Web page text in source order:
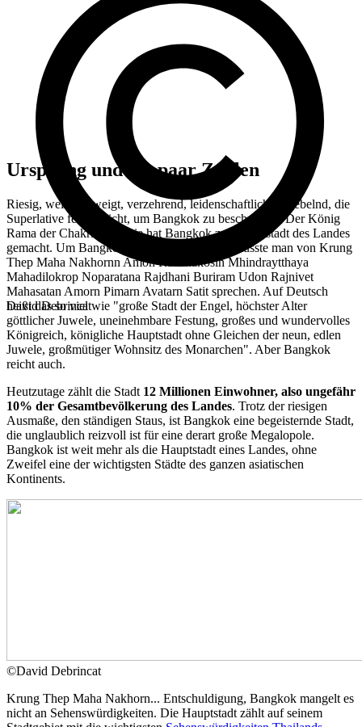
David Debrincat
Ursprung und ein paar Zahlen
Riesig, weit verzweigt, verzehrend, leidenschaftlich, benebelnd, die
Superlative fehlen nicht, um Bangkok zu beschreiben. Der König
Rama der Chakri-Dynastie hat Bangkok zur Hauptstadt des Landes
gemacht. Um Bangkok genau zu benennen, müsste man von Krung
Thep Maha Nakhornn Amon Rattanakosin Mhindraytthaya
Mahadilokrop Noparatana Rajdhani Buriram Udon Rajnivet
Mahasatan Amorn Pimarn Avatarn Satit sprechen. Auf Deutsch
heißt das so viel wie "große Stadt der Engel, höchster Alter
göttlicher Juwele, uneinehmbare Festung, großes und wundervolles
Königreich, königliche Hauptstadt ohne Gleichen der neun, edlen
Juwele, großmütiger Wohnsitz des Monarchen". Aber Bangkok
reicht auch.
Heutzutage zählt die Stadt 12 Millionen Einwohner, also ungefähr
10% der Gesamtbevölkerung des Landes. Trotz der riesigen
Ausmaße, den ständigen Staus, ist Bangkok eine begeisternde Stadt,
die unglaublich reizvoll ist für eine derart große Megalopole.
Bangkok ist weit mehr als die Hauptstadt eines Landes, ohne
Zweifel eine der wichtigsten Städte des ganzen asiatischen
Kontinents.
©David Debrincat
Krung Thep Maha Nakhorn... Entschuldigung, Bangkok mangelt es
nicht an Sehenswürdigkeiten. Die Hauptstadt zählt auf seinem